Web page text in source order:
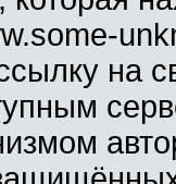
на